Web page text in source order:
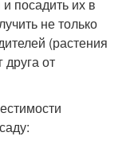
посадить их в
не только
(растения
друга от